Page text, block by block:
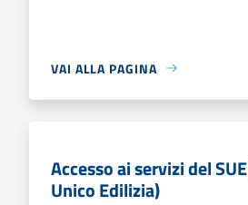
VAI ALLA PAGINA
Accesso ai servizi del
Unico Edilizia)